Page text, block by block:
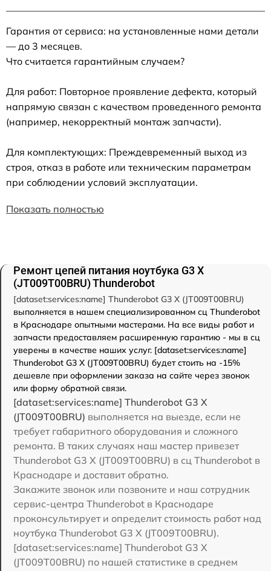
Гарантия от сервиса: на установленные нами детали
— до 3 месяцев.
Что считается гарантийным случаем?
Для работ: Повторное проявление дефекта, который
напрямую связан с качеством проведенного ремонта
(например, некорректный монтаж запчасти).
Для комплектующих: Преждевременный выход из
строя, отказ в работе или техническим параметрам
при соблюдении условий эксплуатации.
Показать полностью
Ремонт цепей питания ноутбука G3 X
(JT009T00BRU) Thunderobot
[dataset:services:name] Thunderobot G3 X (JT009T00BRU)
выполняется в нашем специализированном сц Thunderobot
в Краснодаре опытными мастерами. На все виды работ и
запчасти предоставляем расширенную гарантию - мы в сц
уверены в качестве наших услуг. [dataset:services:name]
Thunderobot G3 X (JT009T00BRU) будет стоить на -15%
дешевле при оформлении заказа на сайте через звонок
или форму обратной связи.
[dataset:services:name] Thunderobot G3 X
(JT009T00BRU) выполняется на выезде, если не
требует габаритного оборудования и сложного
ремонта. В таких случаях наш мастер привезет
Thunderobot G3 X (JT009T00BRU) в сц Thunderobot в
Краснодаре и доставит обратно.
Закажите звонок или позвоните и наш сотрудник
сервис-центра Thunderobot в Краснодаре
проконсультирует и определит стоимость работ над
ноутбука Thunderobot G3 X (JT009T00BRU).
[dataset:services:name] Thunderobot G3 X
(JT009T00BRU) по нашей статистике в среднем